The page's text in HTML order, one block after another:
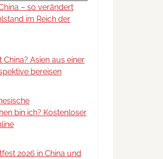
– so verändert
im Reich der
China? Asien aus einer
bereisen
bin ich? Kostenloser
2026 in China und